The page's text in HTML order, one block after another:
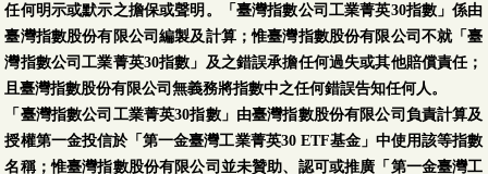
任何明示或默示之擔保或聲明。「臺灣指數公司工業菁英30指數」係由
臺灣指數股份有限公司編製及計算；惟臺灣指數股份有限公司不就「臺
灣指數公司工業菁英30指數」及之錯誤承擔任何過失或其他賠償責任；
且臺灣指數股份有限公司無義務將指數中之任何錯誤告知任何人。
「臺灣指數公司工業菁英30指數」由臺灣指數股份有限公司負責計算及
授權第一金投信於「第一金臺灣工業菁英30 ETF基金」中使用該等指數
名稱；惟臺灣指數股份有限公司並未贊助、認可或推廣「第一金臺灣工